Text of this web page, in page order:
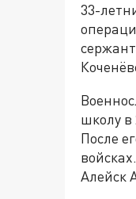
33-
школу в
После
Алейск